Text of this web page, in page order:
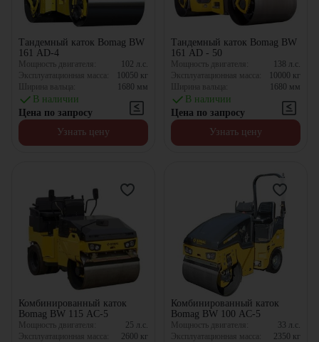
Тандемный каток Bomag BW
161 AD-4
Мощность двигателя: 102 л.с.
Эксплуатационная масса:
10050 кг
Ширина вальца:
1680 мм
В наличии
Цена по запросу
Узнать цену
Тандемный каток Bomag BW
161 AD - 50
Мощность двигателя: 138 л.с.
Эксплуатационная масса:
10000 кг
Ширина вальца:
1680 мм
В наличии
Цена по запросу
Узнать цену
Комбинированный каток
Bomag BW 115 AC-5
Мощность двигателя: 25 л.с.
Эксплуатационная масса:
2600 кг
Комбинированный каток
Bomag BW 100 AC-5
Мощность двигателя: 33 л.с.
Эксплуатационная масса:
2350 кг